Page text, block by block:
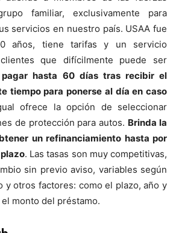
familiar, exclusivamente para
servicios en nuestro país. USAA fue
años, tiene tarifas y un servicio
que difícilmente puede ser
pagar hasta 60 días tras recibir el
tiempo para ponerse al día en caso
ofrece la opción de seleccionar
de protección para autos. Brinda la
un refinanciamiento hasta por
. Las tasas son muy competitivas,
sin previo aviso, variables según
y otros factores: como el plazo, año y
monto del préstamo.